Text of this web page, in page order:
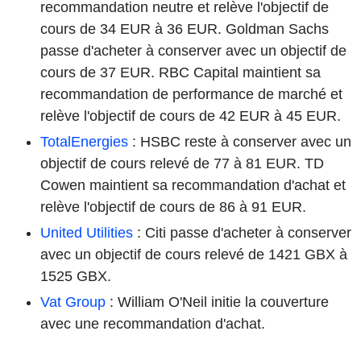
recommandation neutre et relève l'objectif de
cours de 34 EUR à 36 EUR. Goldman Sachs
passe d'acheter à conserver avec un objectif de
cours de 37 EUR. RBC Capital maintient sa
recommandation de performance de marché et
relève l'objectif de cours de 42 EUR à 45 EUR.
TotalEnergies : HSBC reste à conserver avec un
objectif de cours relevé de 77 à 81 EUR. TD
Cowen maintient sa recommandation d'achat et
relève l'objectif de cours de 86 à 91 EUR.
United Utilities : Citi passe d'acheter à conserver
avec un objectif de cours relevé de 1421 GBX à
1525 GBX.
Vat Group : William O'Neil initie la couverture
avec une recommandation d'achat.